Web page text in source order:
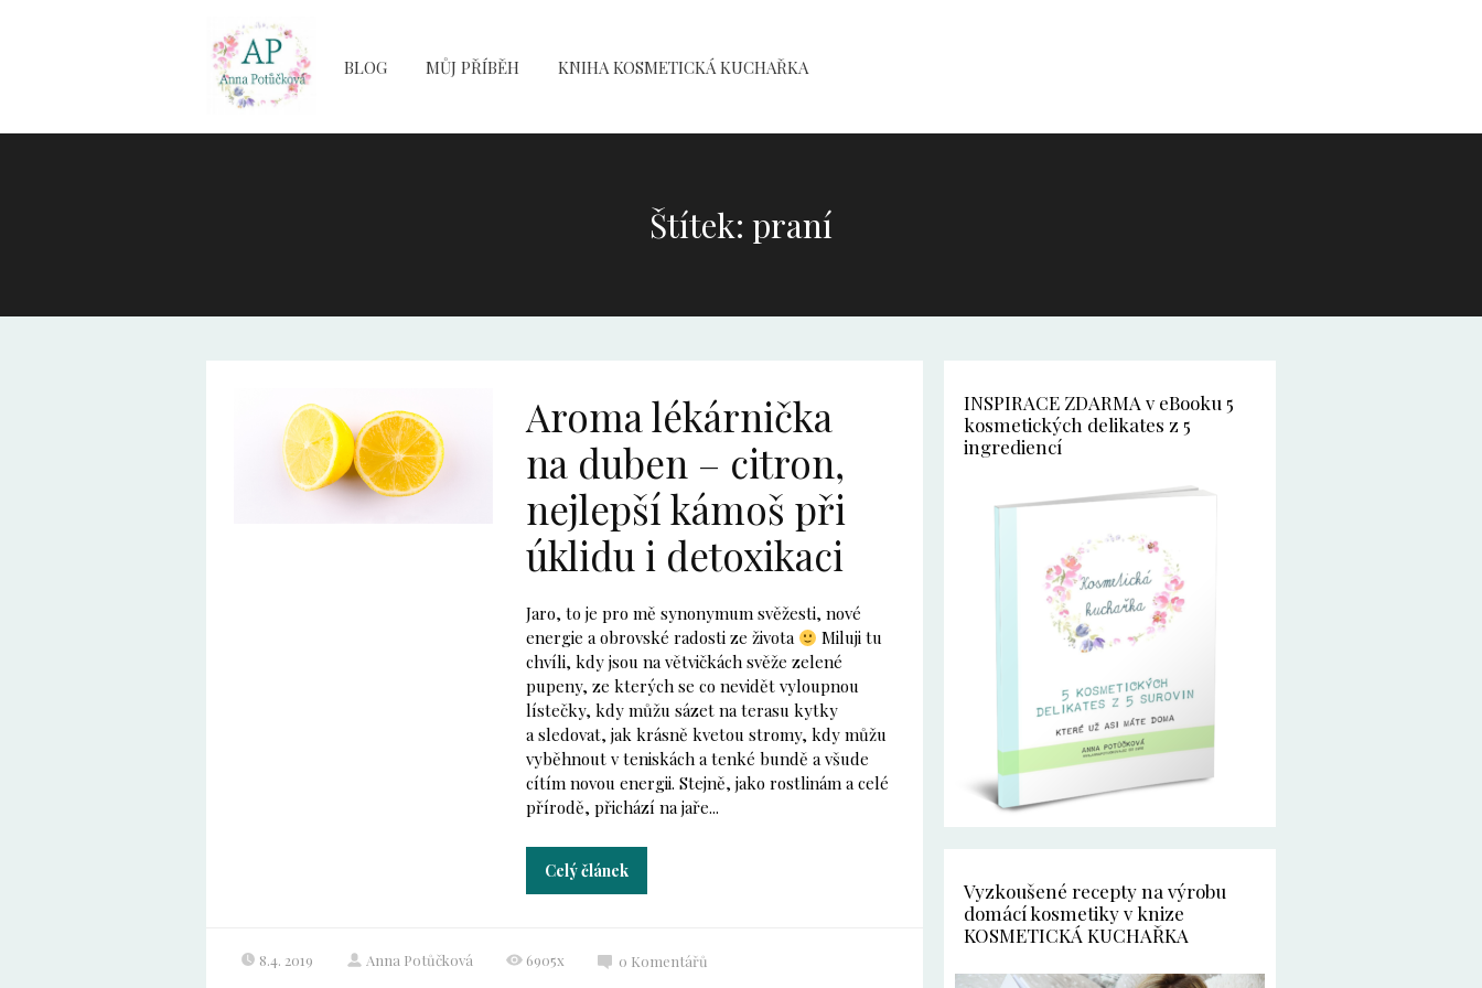
BLOG MŮJ PŘÍBĚH KNIHA KOSMETICKÁ KUCHAŘKA
Štítek: praní
Aroma lékárnička
na duben – citron,
nejlepší kámoš při
úklidu i detoxikaci
Jaro, to je pro mě synonymum svěžesti, nové
energie a obrovské radosti ze života
Miluji tu
chvíli, kdy jsou na větvičkách svěže zelené
pupeny, ze kterých se co nevidět vyloupnou
lístečky, kdy můžu sázet na terasu kytky
a sledovat, jak krásně kvetou stromy, kdy můžu
vyběhnout v teniskách a tenké bundě a všude
cítím novou energii. Stejně, jako rostlinám a celé
přírodě, přichází na jaře...
Celý článek
8.4. 2019 Anna Potůčková 6905x 0 Komentářů
INSPIRACE ZDARMA v eBooku 5
kosmetických delikates z 5
ingrediencí
Vyzkoušené recepty na výrobu
domácí kosmetiky v knize
KOSMETICKÁ KUCHAŘKA